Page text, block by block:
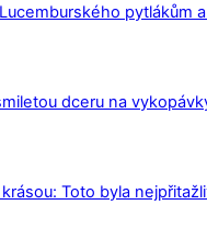
pytlákům
dceru na
Toto byla